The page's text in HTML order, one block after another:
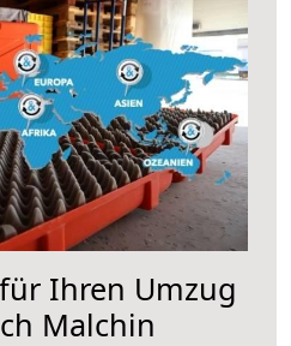
Ihren Umzug
Malchin